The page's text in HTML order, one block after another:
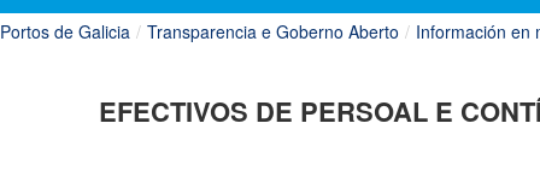
Portos de Galicia / Transparencia e Goberno Aberto / Información en
EFECTIVOS DE PERSOAL E